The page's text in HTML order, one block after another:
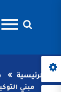
الرئيسية
مبني